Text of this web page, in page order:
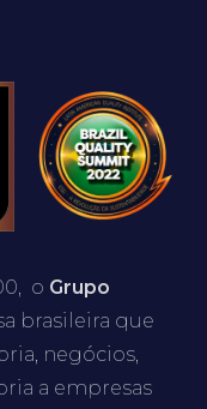
o Grupo
brasileira que
negócios,
a empresas